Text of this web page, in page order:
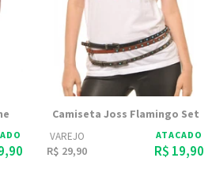
Camiseta Joss Flamingo Set
VAREJO
R$ 29,90
ATACADO
R$ 19,90